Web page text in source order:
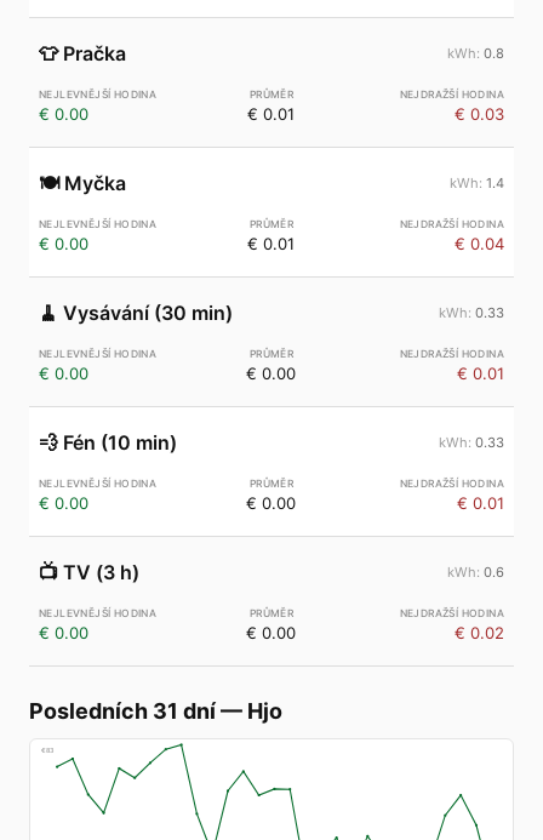
👕 Pračka 0.8
€ 0.00 € 0.01 € 0.03
🍽️ Myčka 1.4
€ 0.00 € 0.01 € 0.04
🧹 Vysávání (30 min) 0.33
€ 0.00 € 0.00 € 0.01
💨 Fén (10 min) 0.33
€ 0.00 € 0.00 € 0.01
📺 TV (3 h) 0.6
€ 0.00 € 0.00 € 0.02
Posledních 31 dní— Hjo
€83